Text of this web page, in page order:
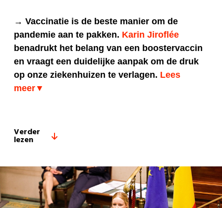
→ Vaccinatie is de beste manier om de
pandemie aan te pakken. Karin Jiroflée
benadrukt het belang van een boostervaccin
en vraagt een duidelijke aanpak om de druk
op onze ziekenhuizen te verlagen. Lees
meer▼
Verder
lezen